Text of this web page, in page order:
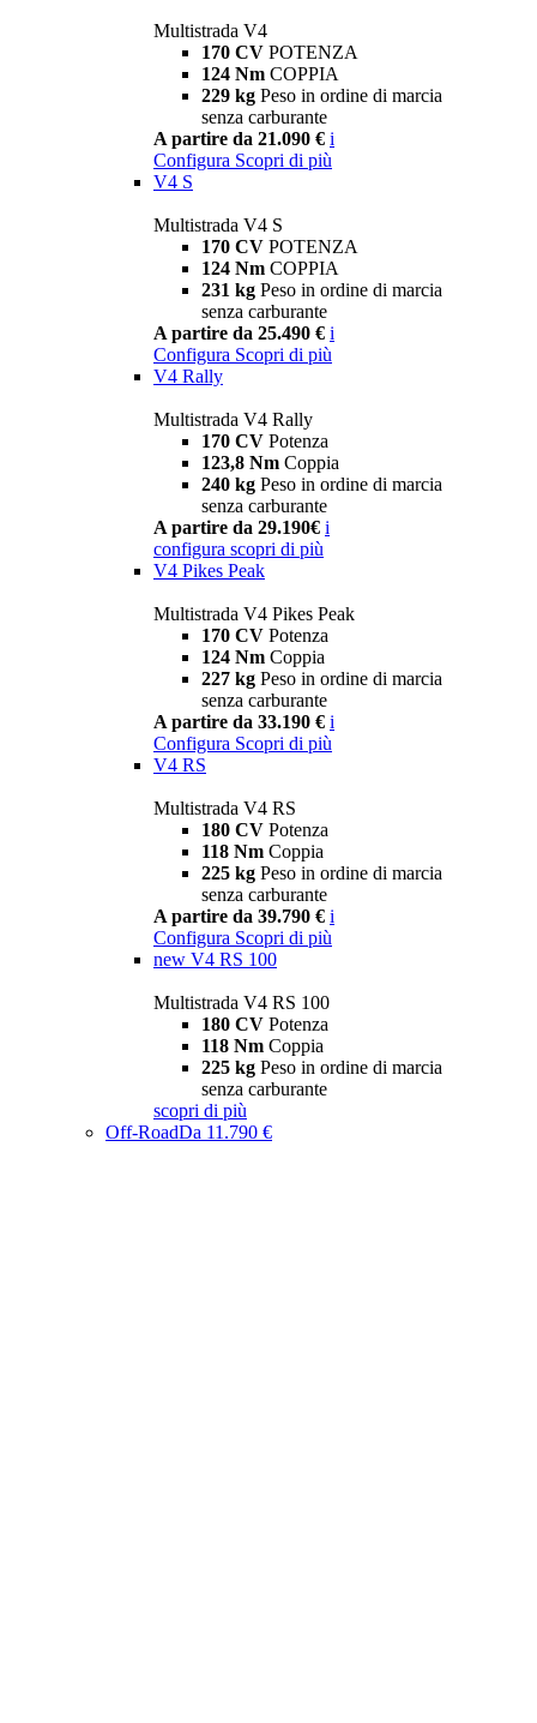
Multistrada V4
170 CV POTENZA
124 Nm COPPIA
229 kg Peso in ordine di marcia
senza carburante
A partire da 21.090 € i
Configura Scopri di più
V4 S
Multistrada V4 S
170 CV POTENZA
124 Nm COPPIA
231 kg Peso in ordine di marcia
senza carburante
A partire da 25.490 € i
Configura Scopri di più
V4 Rally
Multistrada V4 Rally
170 CV Potenza
123,8 Nm Coppia
240 kg Peso in ordine di marcia
senza carburante
A partire da 29.190€ i
configura scopri di più
V4 Pikes Peak
Multistrada V4 Pikes Peak
170 CV Potenza
124 Nm Coppia
227 kg Peso in ordine di marcia
senza carburante
A partire da 33.190 € i
Configura Scopri di più
V4 RS
Multistrada V4 RS
180 CV Potenza
118 Nm Coppia
225 kg Peso in ordine di marcia
senza carburante
A partire da 39.790 € i
Configura Scopri di più
new V4 RS 100
Multistrada V4 RS 100
180 CV Potenza
118 Nm Coppia
225 kg Peso in ordine di marcia
senza carburante
scopri di più
Off-RoadDa 11.790 €